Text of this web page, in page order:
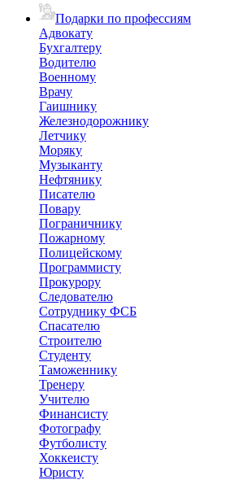
Подарки по профессиям
Адвокату
Бухгалтеру
Водителю
Военному
Врачу
Гаишнику
Железнодорожнику
Летчику
Моряку
Музыканту
Нефтянику
Писателю
Повару
Пограничнику
Пожарному
Полицейскому
Программисту
Прокурору
Следователю
Сотруднику ФСБ
Спасателю
Строителю
Студенту
Таможеннику
Тренеру
Учителю
Финансисту
Фотографу
Футболисту
Хоккеисту
Юристу